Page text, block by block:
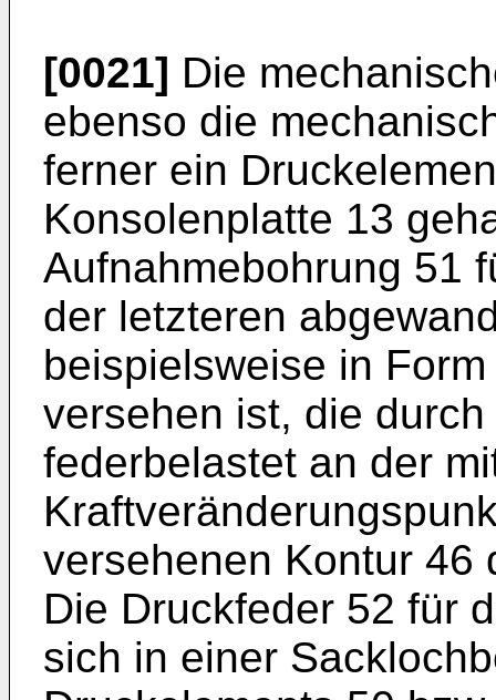
[0021] Die
ebenso die
ferner ein
Konsolenplatte 13
Aufnahmebohrung 51
der letzteren
beispielsweise in
versehen ist, die
federbelastet an der
versehenen Kontur 46
Die Druckfeder 52 für
sich in einer